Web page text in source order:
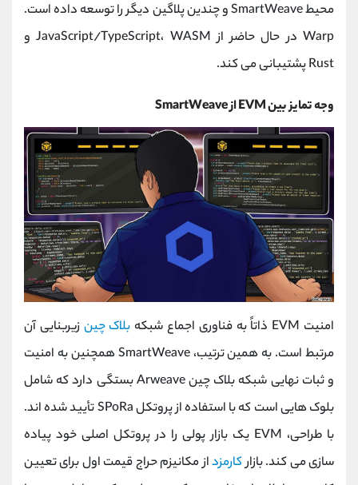
محیط SmartWeave و چندین پلاگین دیگر را توسعه داده است.
Warp در حال حاضر از JavaScript/TypeScript، WASM و
Rust پشتیبانی می کند.
وجه تمایز بین EVM از SmartWeave
امنیت EVM ذاتاً به فناوری اجماع شبکه بلاک چین زیربنایی آن
مرتبط است. به همین ترتیب، SmartWeave همچنین به امنیت
و ثبات نهایی شبکه بلاک چین Arweave بستگی دارد که شامل
بلوک هایی است که با استفاده از پروتکل SPoRa تأیید شده اند.
با طراحی، EVM یک بازار پولی را در پروتکل اصلی خود پیاده
سازی می کند. بازارکارمزداز مکانیزم حراج قیمت اول برای تعیین